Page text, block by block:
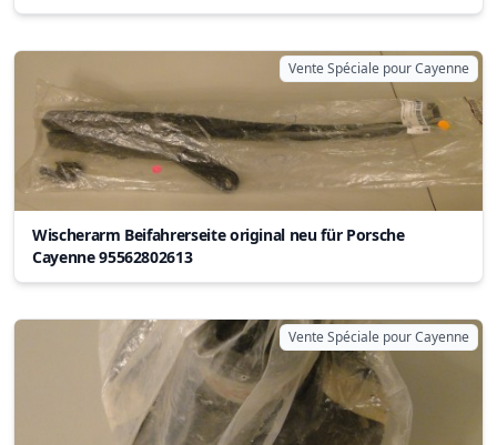
Vente Spéciale pour Cayenne
Wischerarm Beifahrerseite original neu für Porsche
Cayenne 95562802613
Vente Spéciale pour Cayenne